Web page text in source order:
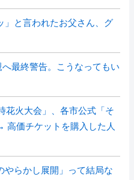
」と言われたお父さん、グ
最終警告。こうなってもい
花火大会」、各市公式「そ
高価チケットを購入した人
やらかし展開」って結局な